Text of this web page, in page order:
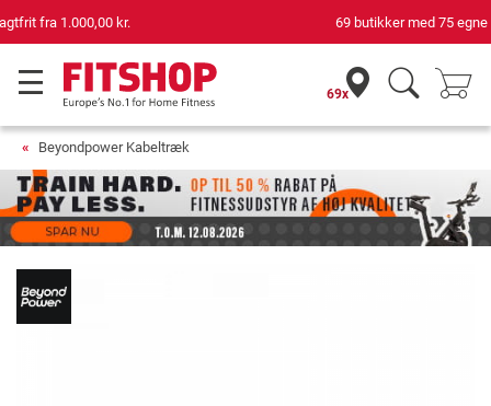
69 butikker med 75 egne servicemontører
69x
Beyondpower Kabeltræk